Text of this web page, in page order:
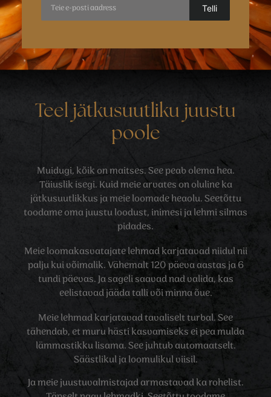
Teel jätkusuutliku juustu
poole
Muidugi, kõik on maitses. See peab olema hea.
Täiuslik isegi. Kuid meie arvates on oluline ka
jätkusuutlikkus ja meie loomade heaolu. Seetõttu
toodame oma juustu loodust, inimesi ja lehmi silmas
pidades.
Meie loomakasvatajate lehmad karjatavad niidul nii
palju kui võimalik. Vähemalt 120 päeva aastas ja 6
tundi päevas. Ja sageli saavad nad valida, kas
eelistavad jääda talli või minna õue.
Meie lehmad karjatavad tavaliselt turbal. See
tähendab, et muru hästi kasvamiseks ei pea mulda
lämmastikku lisama. See juhtub automaatselt.
Säästlikul ja loomulikul viisil.
Ja meie juustuvalmistajad armastavad ka rohelist.